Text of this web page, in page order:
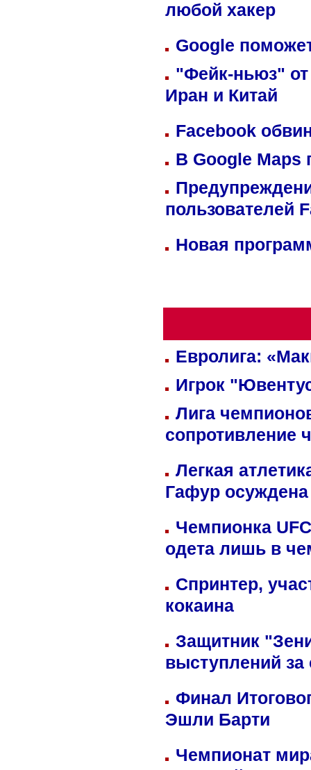
любой хакер
Google
"Фейк-ньюз" от
Иран и Китай
Facebook
В Google Maps
пользователей
Новая
Евролига:
Игрок
Лига
сопротивление
Легкая
Гафур осуждена
Чемпионка
одета лишь в
Спринтер,
кокаина
Защитник
выступлений
Финал
Эшли Барти
Чемпионат